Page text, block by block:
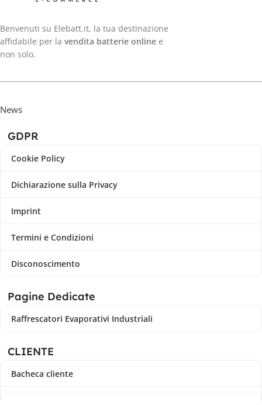
Benvenuti su Elebatt.it, la tua destinazione
affidabile per la vendita batterie online e
non solo.
News
GDPR
Cookie Policy
Dichiarazione sulla Privacy
Imprint
Termini e Condizioni
Disconoscimento
Pagine Dedicate
Raffrescatori Evaporativi Industriali
CLIENTE
Bacheca cliente